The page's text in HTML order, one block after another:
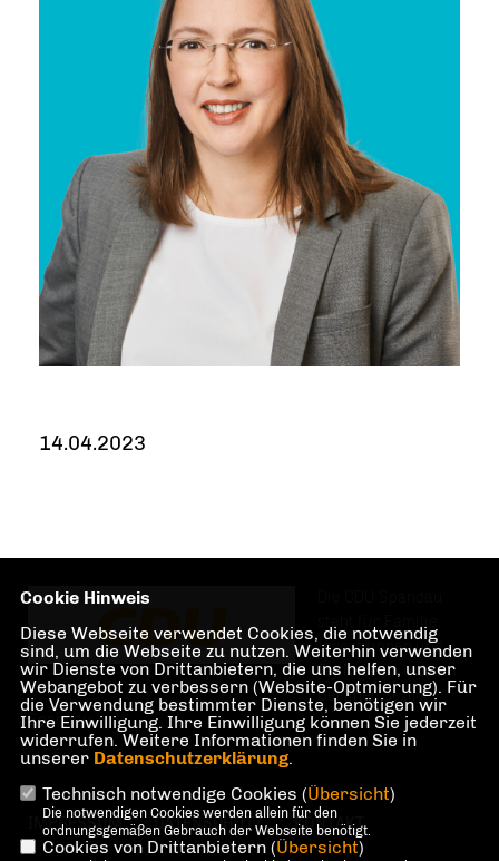
14.04.2023
Investitionen und
Teilhabe im und am
Berliner Bezirk
Spandau.
IMPRESSUM DATENSCHUTZ KONTAKT
Cookie Hinweis
Diese Webseite verwendet Cookies, die notwendig
sind, um die Webseite zu nutzen. Weiterhin verwenden
wir Dienste von Drittanbietern, die uns helfen, unser
Webangebot zu verbessern (Website-Optmierung). Für
die Verwendung bestimmter Dienste, benötigen wir
Ihre Einwilligung. Ihre Einwilligung können Sie jederzeit
widerrufen. Weitere Informationen finden Sie in
unserer Datenschutzerklärung.
Technisch notwendige Cookies (Übersicht)
Die notwendigen Cookies werden allein für den
ordnungsgemäßen Gebrauch der Webseite benötigt.
Cookies von Drittanbietern (Übersicht)